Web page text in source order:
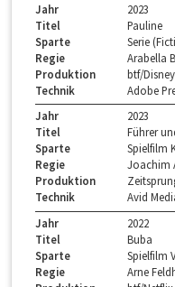
Jahr
2023
Titel
Pauline
Sparte
Serie
Regie
Arabella
Produktion
btf/
Technik
Adobe
Jahr
2023
Titel
Führer
Sparte
Spielfilm
Regie
Joachim
Produktion
Technik
Avid
Jahr
2022
Titel
Buba
Sparte
Spielfilm
Regie
Arne